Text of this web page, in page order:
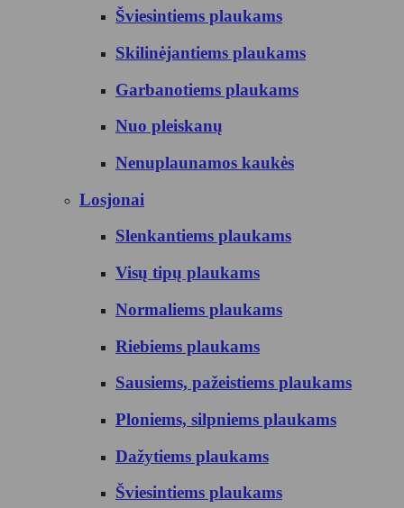
Šviesintiems plaukams
Skilinėjantiems plaukams
Garbanotiems plaukams
Nuo pleiskanų
Nenuplaunamos kaukės
Losjonai
Slenkantiems plaukams
Visų tipų plaukams
Normaliems plaukams
Riebiems plaukams
Sausiems, pažeistiems plaukams
Ploniems, silpniems plaukams
Dažytiems plaukams
Šviesintiems plaukams